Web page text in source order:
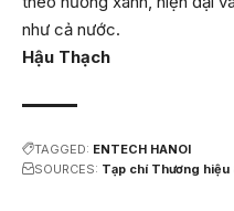
như cả nước.
Hậu Thạch
TAGGED: ENTECH HANOI
SOURCES: Tạp chí Thương hiệu